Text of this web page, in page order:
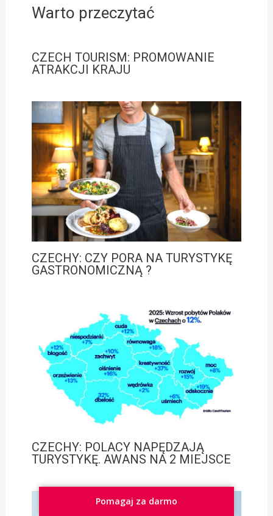
Warto przeczytać
CZECH TOURISM: PROMOWANIE
ATRAKCJI KRAJU
CZECHY: CZY PORA NA TURYSTYKĘ
GASTRONOMICZNĄ ?
CZECHY: POLACY NAPĘDZAJĄ
TURYSTYKĘ. AWANS NA 2 MIEJSCE
Pomagaj za darmo